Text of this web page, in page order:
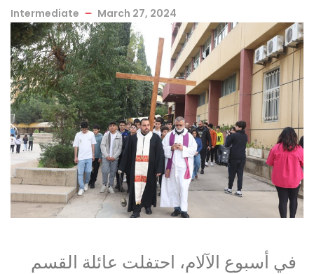
Intermediate March 27, 2024
في أسبوع الآلام، احتفلت عائلة القسم